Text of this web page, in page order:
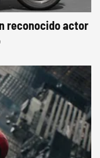
reconocido actor